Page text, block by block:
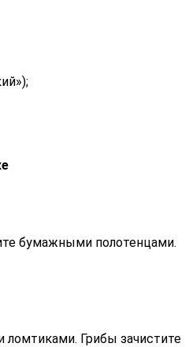
бумажными полотенцами.
Грибы зачистите